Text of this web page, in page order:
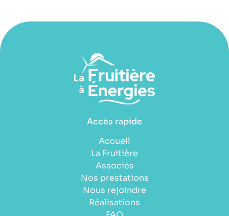
Accès rapide
Accueil
La Fruitière
Associés
Nos prestations
Nous rejoindre
Réalisations